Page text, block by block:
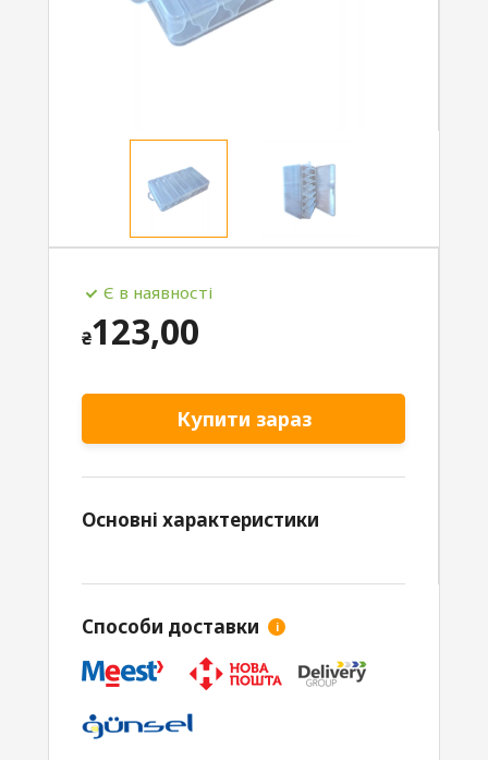
Є в наявності
₴123,00
Купити зараз
Основні характеристики
Способи доставки i